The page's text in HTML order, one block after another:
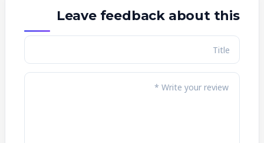
Leave feedback about this